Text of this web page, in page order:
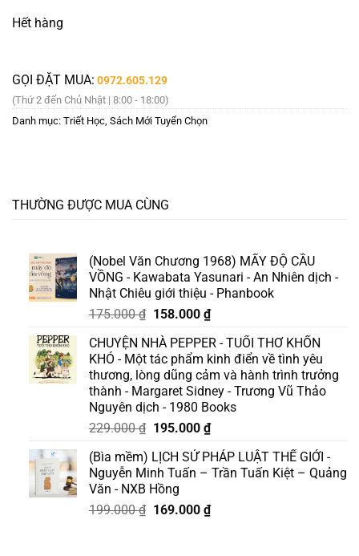
Hết hàng
GỌI ĐẶT MUA: 0972.605.129
(Thứ 2 đến Chủ Nhật | 8:00 - 18:00)
Danh mục: Triết Học, Sách Mới Tuyển Chọn
THƯỜNG ĐƯỢC MUA CÙNG
(Nobel Văn Chương 1968) MẤY ĐỘ CẦU
VỒNG - Kawabata Yasunari - An Nhiên dịch -
Nhật Chiêu giới thiệu - Phanbook
175.000₫ Giá
là:
175.000 ₫.
158.000 ₫Giá
tại
là:
158.000 ₫.
CHUYỆN NHÀ PEPPER - TUỔI THƠ KHỐN
KHÓ - Một tác phẩm kinh điển về tình yêu
thương, lòng dũng cảm và hành trình trưởng
thành - Margaret Sidney - Trương Vũ Thảo
Nguyên dịch - 1980 Books
229.000₫ Giá
là:
229.000 ₫.
195.000 ₫Giá
tại
là:
(Bìa mềm) LỊCH SỬ PHÁP LUẬT THẾ GIỚI -
Nguyễn Minh Tuấn – Trần Tuấn Kiệt – Quảng
Văn - NXB Hồng
199.000₫ Giá
169.000 ₫Giá